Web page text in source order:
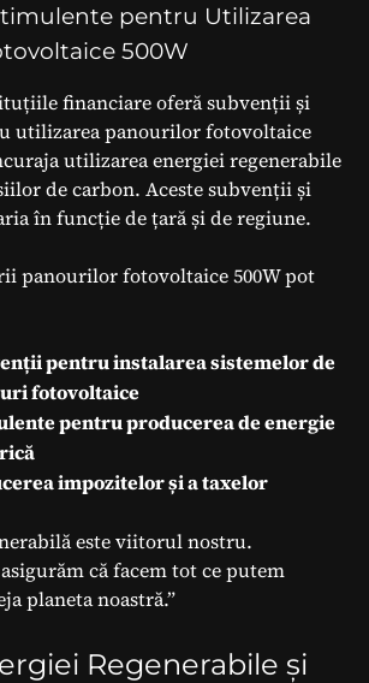
pentru Utilizarea
500W
financiare oferă subvenții și
utilizarea panourilor fotovoltaice
utilizarea energiei regenerabile
de carbon. Aceste subvenții și
în funcție de țară și de regiune.
panourilor fotovoltaice 500W pot
pentru instalarea sistemelor de
fotovoltaice
pentru producerea de energie
impozitelor și a taxelor
este viitorul nostru.
că facem tot ce putem
planeta noastră.”
Regenerabile și